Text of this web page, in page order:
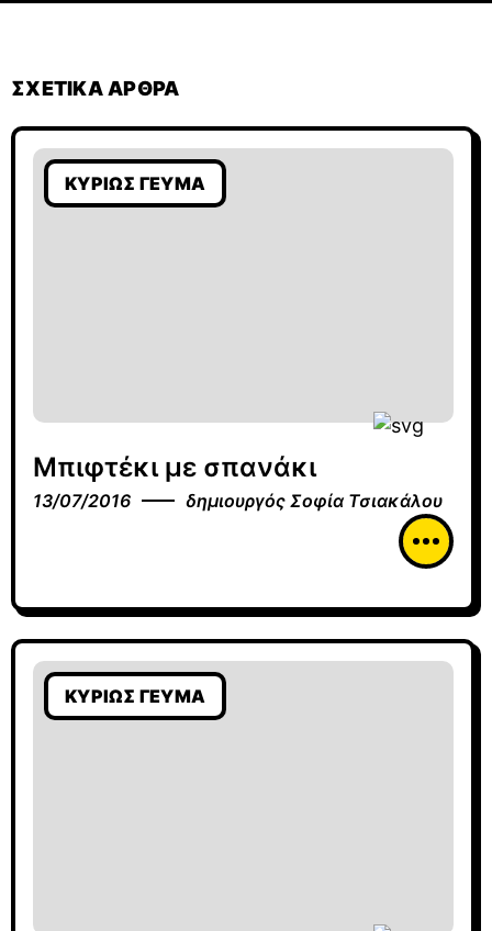
ΣΧΕΤΙΚΆ ΆΡΘΡΑ
ΚΥΡΊΩΣ ΓΕΎΜΑ
Μπιφτέκι με σπανάκι
13/07/2016 δημιουργός Σοφία Τσιακάλου
ΚΥΡΊΩΣ ΓΕΎΜΑ